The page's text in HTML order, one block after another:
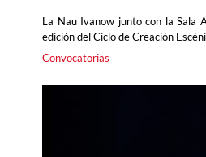
La Nau Ivanow junto con la Sala
edición del Ciclo de Creación
Convocatorias